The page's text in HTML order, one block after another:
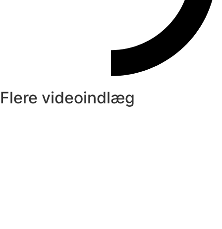
Flere videoindlæg